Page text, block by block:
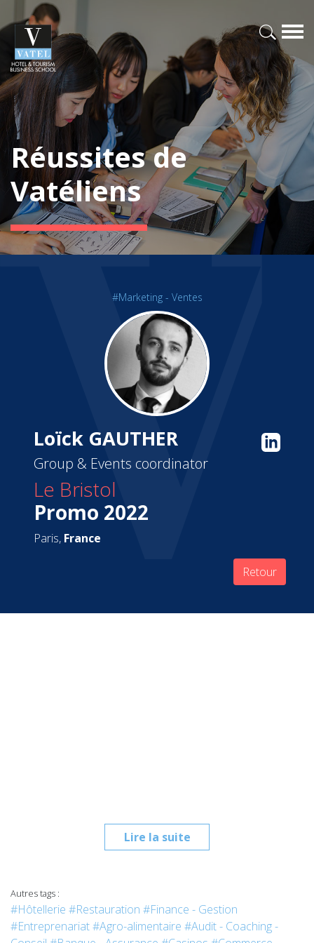
Réussites de
Vatéliens
#Marketing - Ventes
Loïck GAUTHER
Group & Events coordinator
Le Bristol
Promo 2022
Paris, France
Retour
Lire la suite
Autres tags :
#Hôtellerie #Restauration #Finance - Gestion
#Entreprenariat#Agro-alimentaire #Audit - Coaching -